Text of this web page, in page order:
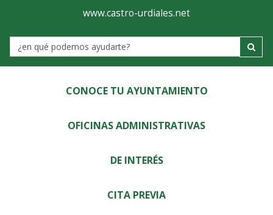
Ayuntamiento
de
Castro-
Urdiales
www.castro-urdiales.net
Label
CONOCE TU AYUNTAMIENTO
OFICINAS ADMINISTRATIVAS
DE INTERÉS
CITA PREVIA